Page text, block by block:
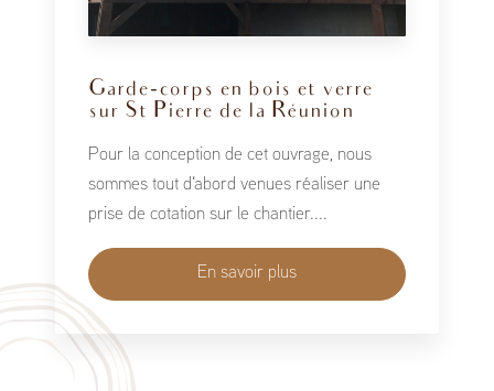
Garde-corps en bois et verre
sur St Pierre de la Réunion
Pour la conception de cet ouvrage, nous
sommes tout d'abord venues réaliser une
prise de cotation sur le chantier....
En savoir plus